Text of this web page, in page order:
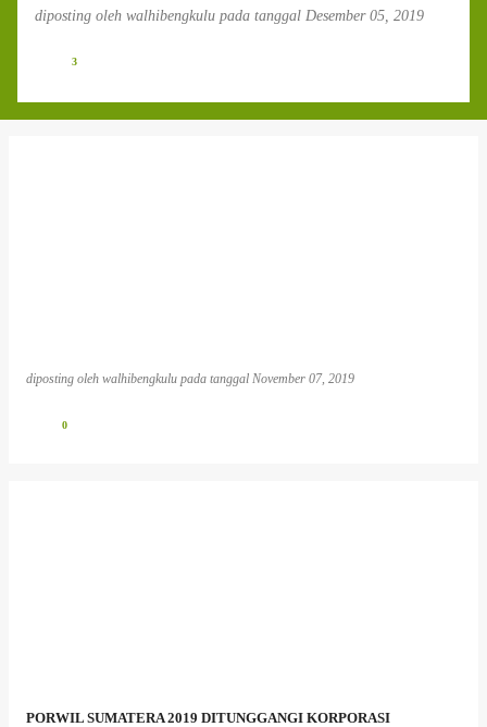
diposting oleh walhibengkulu pada tanggal Desember 05, 2019
3
diposting oleh walhibengkulu pada tanggal November 07, 2019
0
PORWIL SUMATERA 2019 DITUNGGANGI KORPORASI